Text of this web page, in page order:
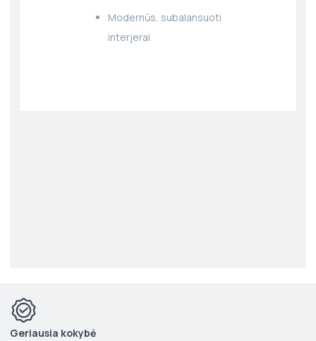
Modernūs, subalansuoti
interjerai
Geriausia kokybė